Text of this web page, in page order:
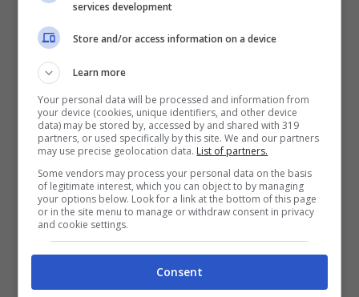
determinati costiche sono
essenzialmente costi di manutenzione e di
mantenimento dell’impianto condominiale.
services development
Store and/or access information on a device
Learn more
Your personal data will be processed and information from
your device (cookies, unique identifiers, and other device
data) may be stored by, accessed by and shared with 319
partners, or used specifically by this site. We and our partners
may use precise geolocation data. List of partners.
Some vendors may process your personal data on the basis
of legitimate interest, which you can object to by managing
your options below. Look for a link at the bottom of this page
or in the site menu to manage or withdraw consent in privacy
and cookie settings.
Consent